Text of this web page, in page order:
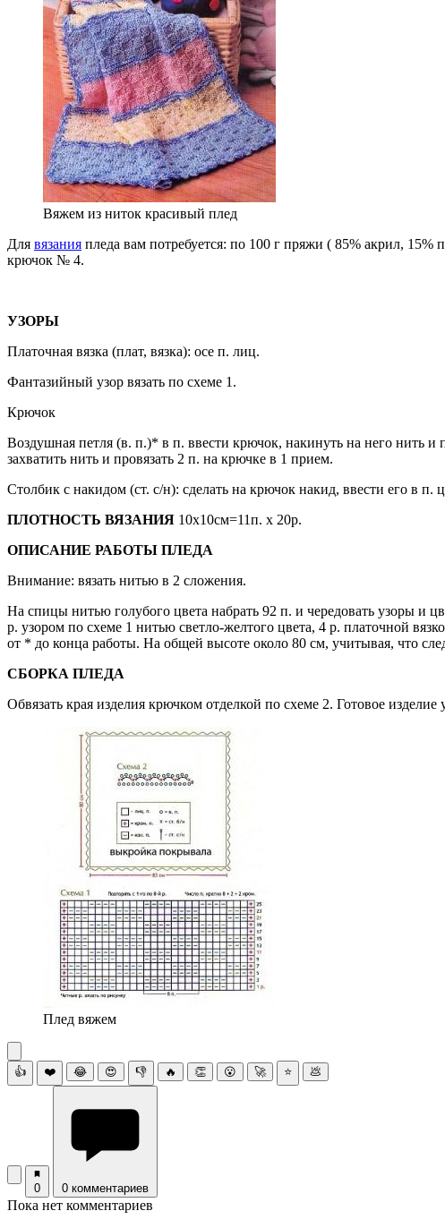
Вяжем из ниток красивый плед
Для вязания пледа вам потребуется: по 100 г пряжи ( 85% акрил,
крючок № 4.
УЗОРЫ
Платочная вязка (плат, вязка): осе п. лиц.
Фантазийный узор вязать по схеме 1.
Крючок
Воздушная петля (в. п.)* в п. ввести крючок, накинуть на него нить
захватить нить и провязать 2 п. на крючке в 1 прием.
Столбик с накидом (ст. с/н): сделать на крючок накид, ввести его в
ПЛОТНОСТЬ ВЯЗАНИЯ 10х10см=11п. х 20р.
ОПИСАНИЕ РАБОТЫ ПЛЕДА
Внимание: вязать нитью в 2 сло­жения.
На спицы нитью голубого цвета набрать 92 п. и чередовать узо­ры и
р. узором по схеме 1 нитью свет­ло-желтого цвета, 4 р. платочной
от * до конца работы. На общей высоте около 80 см, учитывая, что
СБОРКА ПЛЕДА
Обвязать края изделия крючком отделкой по схеме 2. Готовое
Плед вяжем
👍 ❤️ 😂 😍 👎 🔥 👏 😮 🚀 ⭐ 💩
0 0 комментариев
Пока нет комментариев